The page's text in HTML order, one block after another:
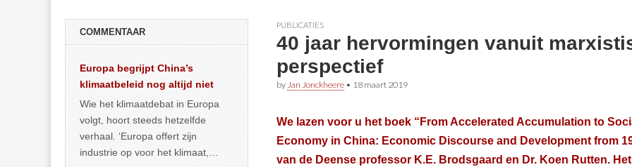
PUBLICATIES
40 jaar hervormingen vanuit
perspectief
by Jan Jonckheere • 18 maart 2019
We lazen voor u het boek “From Accelerated Accumulation to
Economy in China: Economic Discourse and Development from
van de Deense professor K.E. Brodsgaard en Dr. Koen Rutten.
COMMENTAAR
Europa begrijpt China’s
klimaatbeleid nog altijd niet
Wie het klimaatdebat in Europa
volgt, hoort steeds hetzelfde
verhaal. ‘Europa offert zijn
industrie op voor het klimaat,